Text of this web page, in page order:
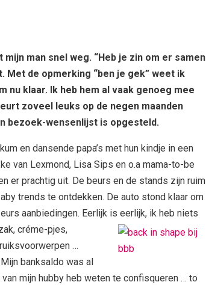
man snel weg. “Heb je zin om er samen
Met de opmerking “ben je gek” weet ik
nu klaar. Ik heb hem al vaak genoeg mee
zoveel leuks op de negen maanden
bezoek-wensenlijst is opgesteld.
en dansende papa’s met hun kindje in een
van Lexmond, Lisa Sips en o.a mama-to-be
er prachtig uit. De beurs en de stands zijn ruim
trends te ontdekken. De auto stond klaar om
aanbiedingen. Eerlijk is eerlijk, ik heb niets
créme-pjes,
…
banksaldo was al
mijn hubby heb weten te confisqueren … to